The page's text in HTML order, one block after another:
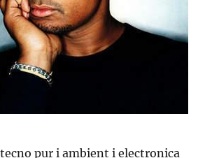
pur i ambient i electronica